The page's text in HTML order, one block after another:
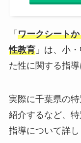
「 ワークシート
性教育」は、小
た性に関する指導
実際に千葉県の
紹介するなど、
指導について詳し